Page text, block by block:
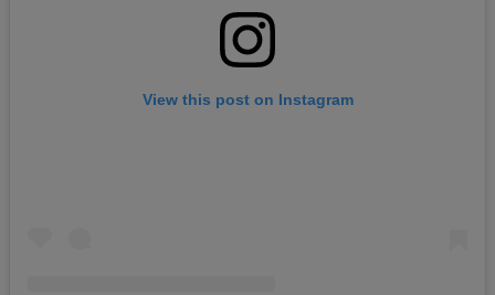
View this post on Instagram